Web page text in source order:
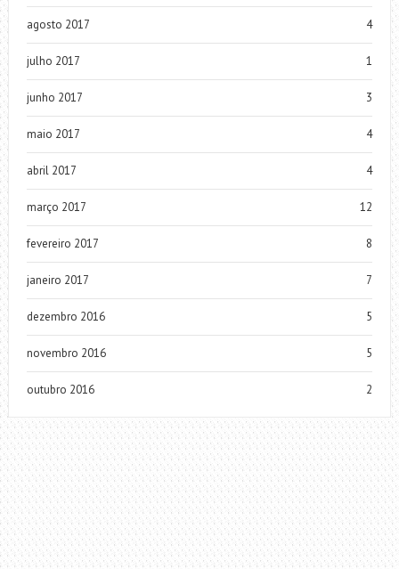
agosto 2017 4
julho 2017 1
junho 2017 3
maio 2017 4
abril 2017 4
março 2017 12
fevereiro 2017 8
janeiro 2017 7
dezembro 2016 5
novembro 2016 5
outubro 2016 2